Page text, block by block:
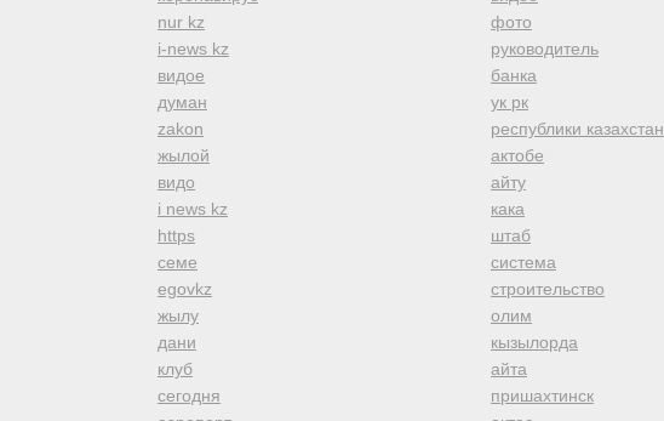
nur kz
i-news kz
видое
думан
zakon
жылой
видо
i news kz
https
семе
egovkz
жылу
дани
клуб
сегодня
фото
руководитель
банка
ук рк
республики казахстан
актобе
айту
кака
штаб
система
строительство
олим
кызылорда
айта
пришахтинск